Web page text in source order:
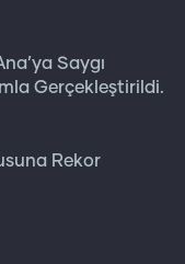
Saygı
Gerçekleştirildi.
Rekor